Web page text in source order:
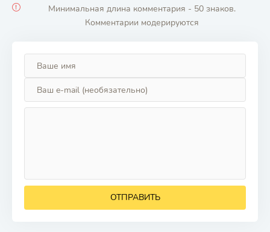
Минимальная длина комментария - 50 знаков.
Комментарии модерируются
ОТПРАВИТЬ